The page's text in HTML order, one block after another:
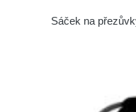
Sáček na